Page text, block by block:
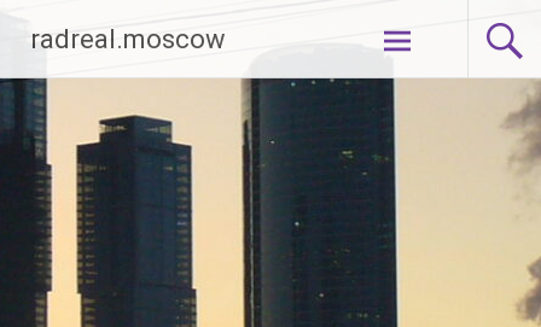
содержимому
radreal.moscow